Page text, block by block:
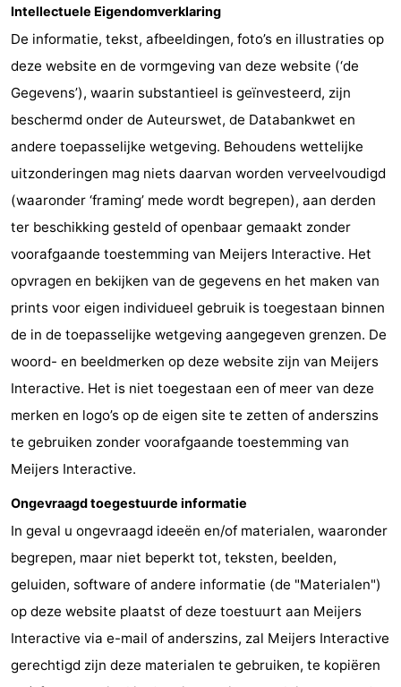
De
Haan
-
Bredene
-
Oostende
-
Middelkerke
-
Nieuwpoort
-
Oostduinkerke
-
De
Panne
-
Natuur
Westhoek
Contact
Intellectuele Eigendomverklaring
De informatie, tekst, afbeeldingen, foto’s en illustraties op
deze website en de vormgeving van deze website (‘de
Gegevens’), waarin substantieel is geïnvesteerd, zijn
beschermd onder de Auteurswet, de Databankwet en
andere toepasselijke wetgeving. Behoudens wettelijke
uitzonderingen mag niets daarvan worden verveelvoudigd
(waaronder ‘framing’ mede wordt begrepen), aan derden
ter beschikking gesteld of openbaar gemaakt zonder
voorafgaande toestemming van Meijers Interactive. Het
opvragen en bekijken van de gegevens en het maken van
prints voor eigen individueel gebruik is toegestaan binnen
de in de toepasselijke wetgeving aangegeven grenzen. De
woord- en beeldmerken op deze website zijn van Meijers
Interactive. Het is niet toegestaan een of meer van deze
merken en logo’s op de eigen site te zetten of anderszins
te gebruiken zonder voorafgaande toestemming van
Meijers Interactive.
Ongevraagd toegestuurde informatie
In geval u ongevraagd ideeën en/of materialen, waaronder
begrepen, maar niet beperkt tot, teksten, beelden,
geluiden, software of andere informatie (de "Materialen")
op deze website plaatst of deze toestuurt aan Meijers
Interactive via e-mail of anderszins, zal Meijers Interactive
gerechtigd zijn deze materialen te gebruiken, te kopiëren